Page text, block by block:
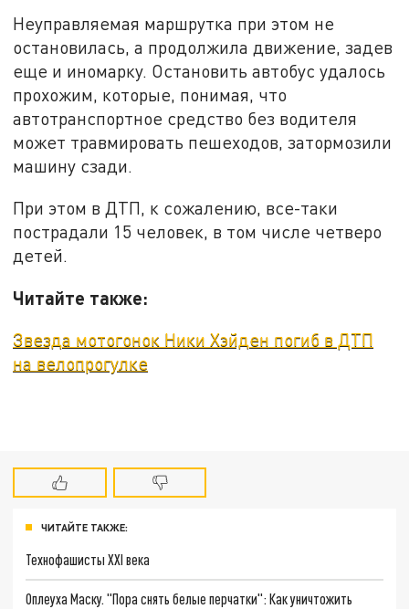
Неуправляемая маршрутка при этом не
остановилась, а продолжила движение, задев
еще и иномарку. Остановить автобус удалось
прохожим, которые, понимая, что
автотранспортное средство без водителя
может травмировать пешеходов, затормозили
машину сзади.
При этом в ДТП, к сожалению, все-таки
пострадали 15 человек, в том числе четверо
детей.
Читайте также:
Звезда мотогонок Ники Хэйден погиб в ДТП
на велопрогулке
ЧИТАЙТЕ ТАКЖЕ:
Технофашисты XXI века
Оплеуха Маску. "Пора снять белые перчатки": Как уничтожить